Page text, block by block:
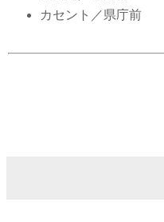
カセント／県庁前